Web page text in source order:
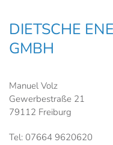
DIETSCHE
GMBH
Manuel Volz
Gewerbestraße 21
79112 Freiburg
Tel: 07664 9620620